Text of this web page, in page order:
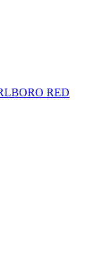
RED